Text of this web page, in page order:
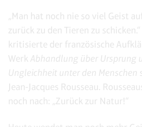
„Man hat noch nie so viel Geist
zurück zu den Tieren zu
kritisierte der französische
Werk Abhandlung über Ursprung
Ungleichheit unter den Menschen
Jean-Jacques Rousseau.
noch nach: „Zurück zur Natur!“